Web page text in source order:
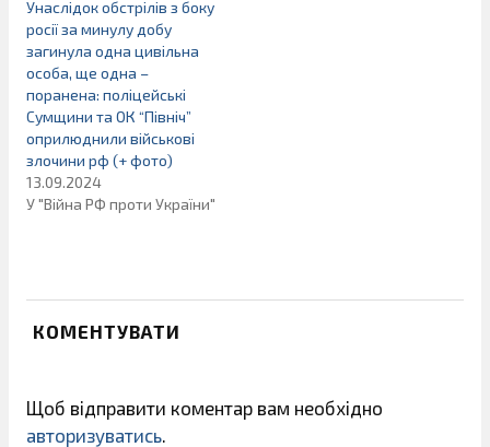
Унаслідок обстрілів з боку
росії за минулу добу
загинула одна цивільна
особа, ще одна –
поранена: поліцейські
Сумщини та ОК “Північ”
оприлюднили військові
злочини рф (+ фото)
13.09.2024
У "Війна РФ проти України"
КОМЕНТУВАТИ
Щоб відправити коментар вам необхідно
авторизуватись